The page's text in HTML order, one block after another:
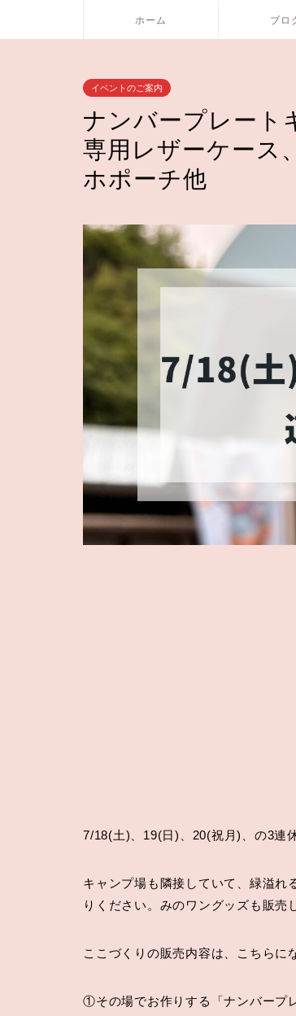
ホーム ブロ
イベントのご案内
ナンバープレート
専用レザーケース
ホポーチ他
7/18(土)、19(日)、20(祝月)、の3連
キャンプ場も隣接していて、緑溢れ
りください。みのワングッズも販売
ここづくりの販売内容は、こちらに
①その場でお作りする「ナンバープ